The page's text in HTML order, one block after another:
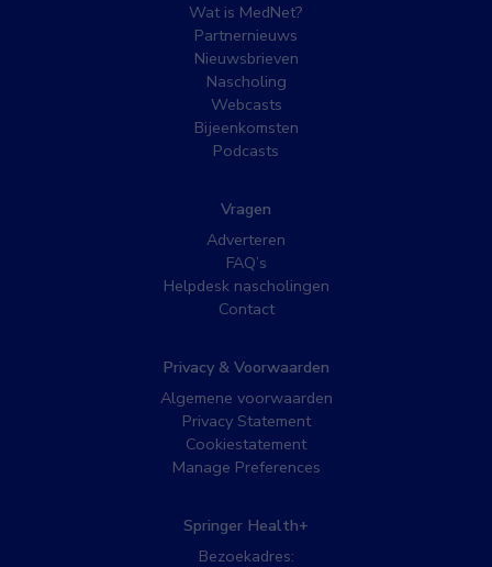
Wat is MedNet?
Partnernieuws
Nieuwsbrieven
Nascholing
Webcasts
Bijeenkomsten
Podcasts
Vragen
Adverteren
FAQ’s
Helpdesk nascholingen
Contact
Privacy & Voorwaarden
Algemene voorwaarden
Privacy Statement
Cookiestatement
Manage Preferences
Springer Health+
Bezoekadres: